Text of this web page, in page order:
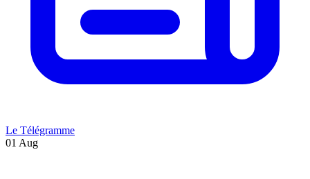
Le Télégramme
01 Aug